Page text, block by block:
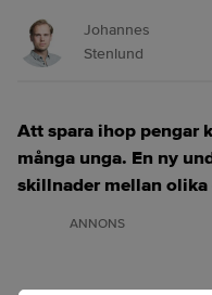
Johannes
Stenlund
Att spara ihop pengar
många unga. En ny
skillnader mellan olika
ANNONS